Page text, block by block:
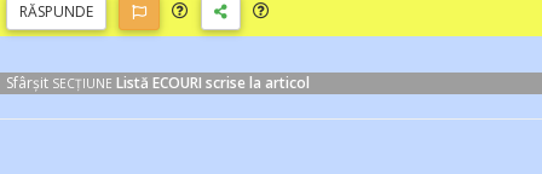
RĂSPUNDE
Sfârșit SECȚIUNE Listă ECOURI scrise la articol